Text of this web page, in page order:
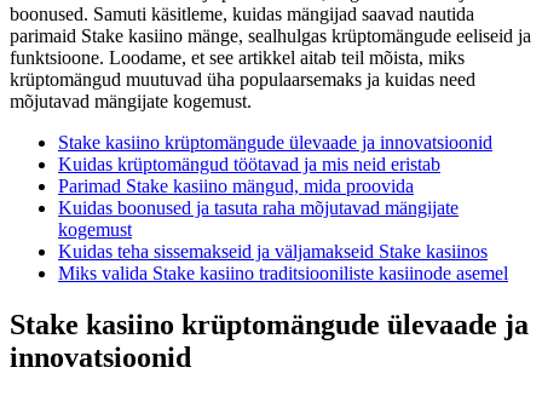
need
erinevad
boonused. Samuti käsitleme, kuidas mängijad saavad nautida
parimaid Stake kasiino mänge, sealhulgas krüptomängude eeliseid ja
funktsioone. Loodame, et see artikkel aitab teil mõista, miks
krüptomängud muutuvad üha populaarsemaks ja kuidas need
mõjutavad mängijate kogemust.
Stake kasiino krüptomängude ülevaade ja innovatsioonid
Kuidas krüptomängud töötavad ja mis neid eristab
Parimad Stake kasiino mängud, mida proovida
Kuidas boonused ja tasuta raha mõjutavad mängijate
kogemust
Kuidas teha sissemakseid ja väljamakseid Stake kasiinos
Miks valida Stake kasiino traditsiooniliste kasiinode asemel
Stake kasiino krüptomängude ülevaade ja
innovatsioonid